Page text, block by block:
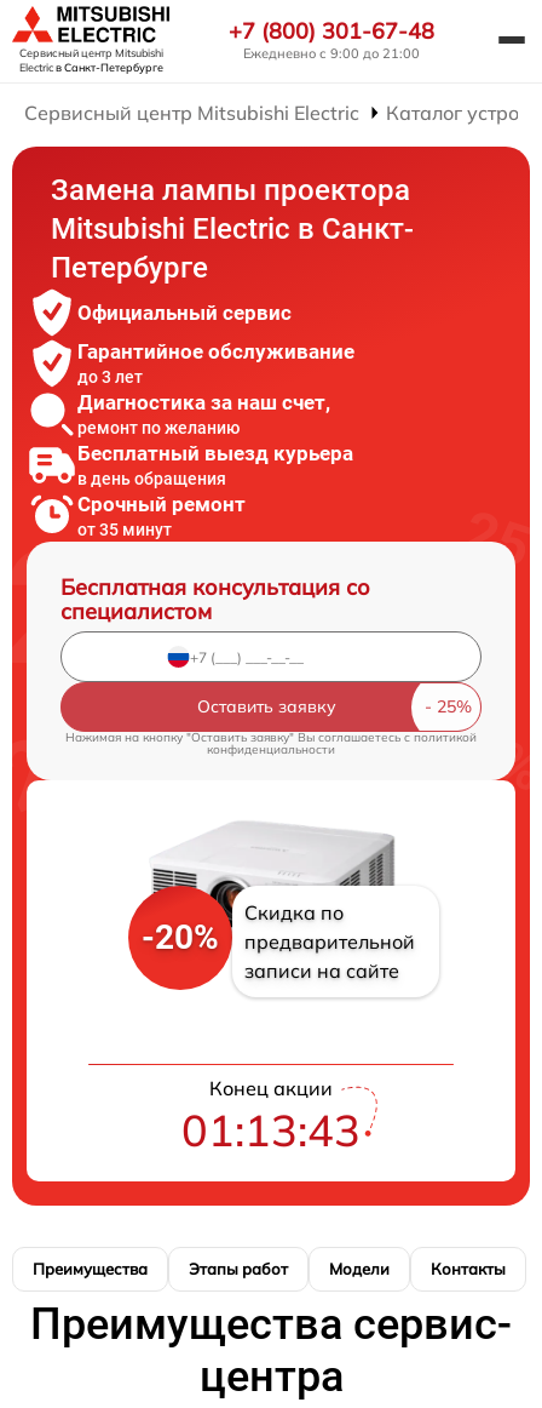
Сервисный центр Mitsubishi
Electricв Санкт-Петербурге
+7 (800) 301-67-48
Ежедневно с 9:00 до 21:00
Сервисный центр Mitsubishi Electric Каталог
Замена лампы проектора
Mitsubishi Electric в Санкт-
Петербурге
Официальный сервис
Гарантийное обслуживание
до 3 лет
Диагностика за наш счет,
ремонт по желанию
Бесплатный выезд курьера
в день обращения
Срочный ремонт
от 35 минут
Бесплатная консультация со
специалистом
Оставить заявку
Нажимая на кнопку "Оставить заявку" Вы соглашаетесь c политикой
конфиденциальности
-20%
Скидка по
предварительной
записи на сайте
Конец акции
01:13:43
Преимущества Этапы работ Модели Контакты
Преимущества сервис-
центра